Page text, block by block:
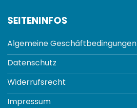
SEITENINFOS
Algemeine Geschäftbedingungen
Datenschutz
Widerrufsrecht
Impressum